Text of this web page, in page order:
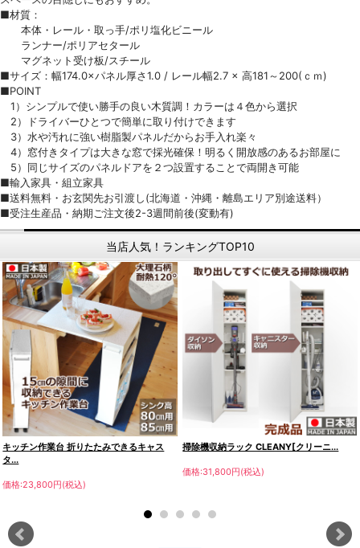
■材質：
本体・レール・取っ手/ポリ塩化ビニール
ランナー/ポリアセタール
マグネット受け板/スチール
■サイズ：幅174.0×パネル厚さ1.0 / レール幅2.7 × 高181～200(ｃｍ)
■POINT
1）シンプルで使い勝手の良い木質調！カラーは４色から選択
2）ドライバーひとつで簡単に取り付けできます
3）水や汚れに強い樹脂製パネルだからお手入れ楽々
4）窓付きタイプは大きな窓で採光確保！明るく開放感のあるお部屋に
5）同じサイズのパネルドアを２つ設置することで両開き可能
■輸入家具・組立家具
■送料無料・お玄関先お引渡し(北海道・沖縄・離島エリア別途送料）
■受注生産品・納期ご注文後2-3週間前後(変動有)
当店人気！ランキングTOP10
キッチン作業台 折りたたみできるキャス
タ...
価格:23,800円(税込)
掃除機収納ラック CLEANY[クリーニ...
価格:31,800円(税込)